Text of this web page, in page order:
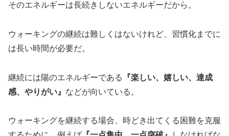
そのエネルギーは長続きしないエネルギーだから。
ウォーキングの継続は難しくはないけれど、習慣化までに
は長い時間が必要だ。
継続には陽のエネルギーである
『楽しい、嬉しい、達成
感、やりがい』 などが向いている。
ウォーキングを継続する場合、時どき出てくる困難を克服